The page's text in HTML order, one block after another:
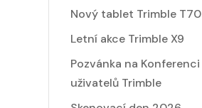
Nový tablet Trimble T70
Letní akce Trimble X9
Pozvánka na Konferenci
uživatelů Trimble